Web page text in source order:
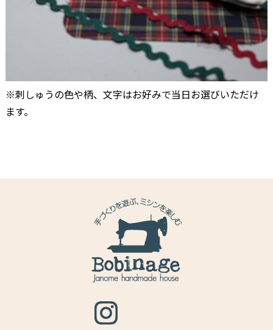
※刺しゅうの色や柄、文字はお好みで当日お選びいただけ
ます。